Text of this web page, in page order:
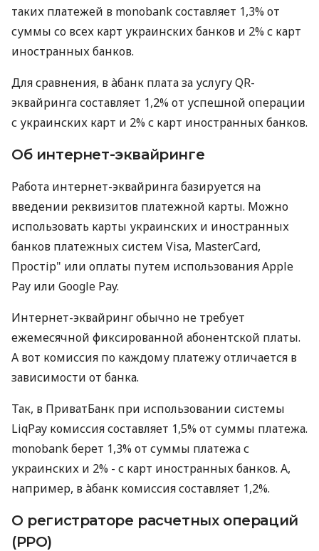
таких платежей в monobank составляет 1,3% от
суммы со всех карт украинских банков и 2% с карт
иностранных банков.
Для сравнения, в àбанк плата за услугу QR-
эквайринга составляет 1,2% от успешной операции
с украинских карт и 2% с карт иностранных банков.
Об интернет-эквайринге
Работа интернет-эквайринга базируется на
введении реквизитов платежной карты. Можно
использовать карты украинских и иностранных
банков платежных систем Visa, MasterCard,
Простір" или оплаты путем использования Apple
Pay или Google Pay.
Интернет-эквайринг обычно не требует
ежемесячной фиксированной абонентской платы.
А вот комиссия по каждому платежу отличается в
зависимости от банка.
Так, в ПриватБанк при использовании системы
LiqPay комиссия составляет 1,5% от суммы платежа.
monobank берет 1,3% от суммы платежа с
украинских и 2% - с карт иностранных банков. А,
например, в àбанк комиссия составляет 1,2%.
О регистраторе расчетных операций
(РРО)